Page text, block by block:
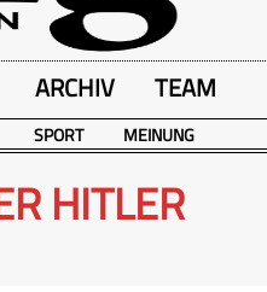
ARCHIV TEAM
SPORT MEINUNG
HITLER